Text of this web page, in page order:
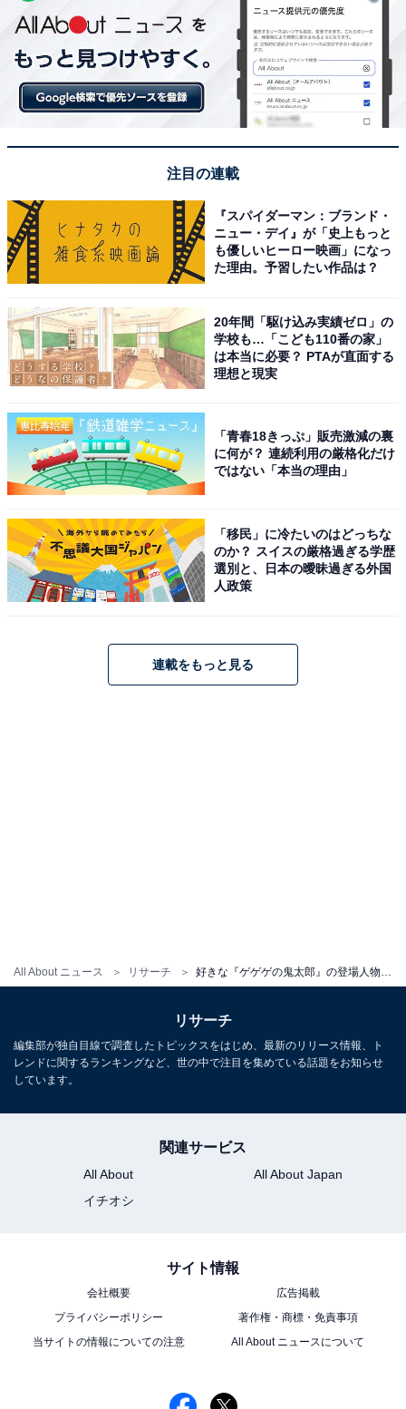
All About ニュース リサーチ
回答者コメントからは、「目玉のオヤジについては、最
近注目されているゲゲゲの謎でイケメン主人公としての
活躍で個人的にもかなり注目しています」（女性40代／
東京都）、「目玉おやじ無くして鬼太郎は成り立たない
※回答者のコメントは原文ママです
(C)映画「鬼太郎誕生ゲゲゲの謎」製作委員会
次ページ
5位までの全ランキング結果を見
る
注目の連載
『スパイダーマン：ブランド・
ニュー・デイ』が「史上もっと
も優しいヒーロー映画」になっ
た理由。予習したい作品は？
20年間「駆け込み実績ゼロ」の
学校も…「こども110番の家」
は本当に必要？ PTAが直面する
理想と現実
「青春18きっぷ」販売激減の裏
に何が？ 連続利用の厳格化だけ
ではない「本当の理由」
「移民」に冷たいのはどっちな
のか？ スイスの厳格過ぎる学歴
選別と、日本の曖昧過ぎる外国
人政策
連載をもっと見る
リサーチ
編集部が独自目線で調査したトピックスをはじめ、最新のリリース情報、ト
レンドに関するランキングなど、世の中で注目を集めている話題をお知らせ
しています。
関連サービス
All About
All About Japan
イチオシ
サイト情報
会社概要
広告掲載
プライバシーポリシー
著作権・商標・免責事項
当サイトの情報についての注意
All About ニュースについて